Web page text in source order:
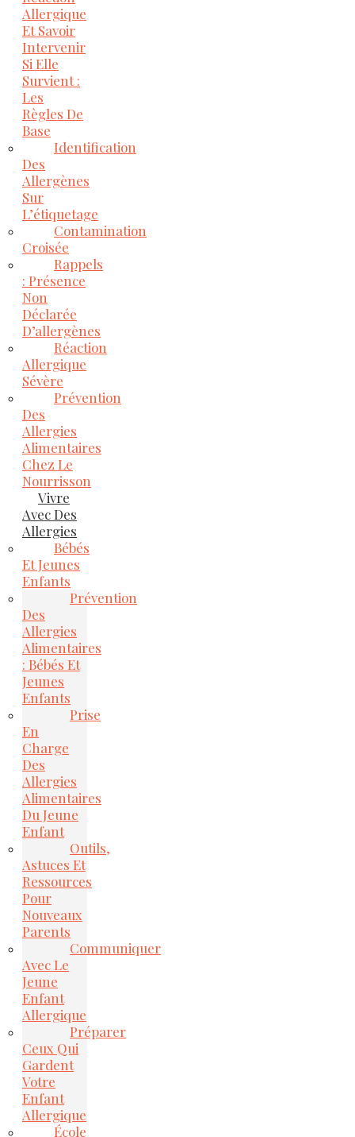
Allergique
Et Savoir
Intervenir
Si Elle
Survient :
Les
Règles De
Base
Identification
Des
Allergènes
Sur
L’étiquetage
Contamination
Croisée
Rappels
: Présence
Non
Déclarée
D’allergènes
Réaction
Allergique
Sévère
Prévention
Des
Allergies
Alimentaires
Chez Le
Nourrisson
Vivre
Avec Des
Allergies
Bébés
Et Jeunes
Enfants
Prévention
Des
Allergies
Alimentaires
: Bébés Et
Jeunes
Enfants
Prise
En
Charge
Des
Allergies
Alimentaires
Du Jeune
Enfant
Outils,
Astuces Et
Ressources
Pour
Nouveaux
Parents
Communiquer
Avec Le
Jeune
Enfant
Allergique
Préparer
Ceux Qui
Gardent
Votre
Enfant
Allergique
École